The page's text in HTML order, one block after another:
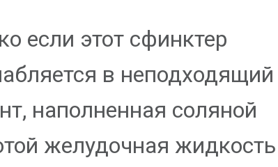
если этот сфинктер
в неподходящий
наполненная соляной
желудочная жидкость